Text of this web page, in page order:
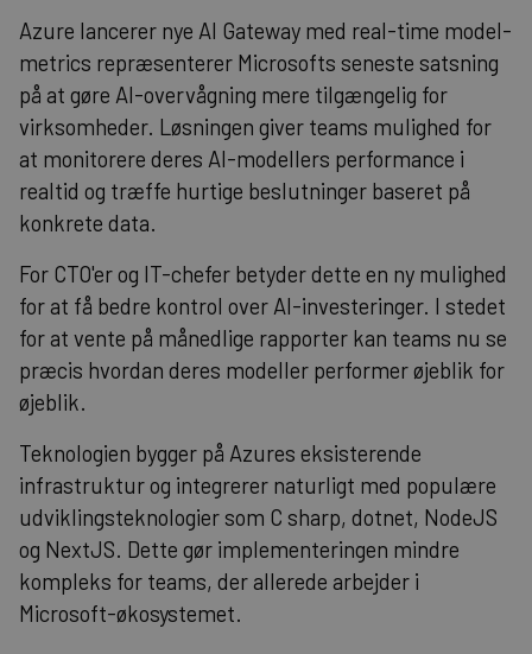
Azure lancerer nye AI Gateway med real-time model-
metrics repræsenterer Microsofts seneste satsning
på at gøre AI-overvågning mere tilgængelig for
virksomheder. Løsningen giver teams mulighed for
at monitorere deres AI-modellers performance i
realtid og træffe hurtige beslutninger baseret på
konkrete data.
For CTO'er og IT-chefer betyder dette en ny mulighed
for at få bedre kontrol over AI-investeringer. I stedet
for at vente på månedlige rapporter kan teams nu se
præcis hvordan deres modeller performer øjeblik for
øjeblik.
Teknologien bygger på Azures eksisterende
infrastruktur og integrerer naturligt med populære
udviklingsteknologier som C sharp, dotnet, NodeJS
og NextJS. Dette gør implementeringen mindre
kompleks for teams, der allerede arbejder i
Microsoft-økosystemet.